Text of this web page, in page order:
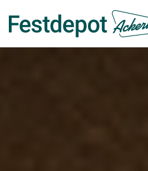
Zum Hauptinhalt springen